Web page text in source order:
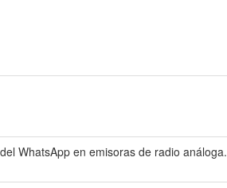
WhatsApp en emisoras de radio